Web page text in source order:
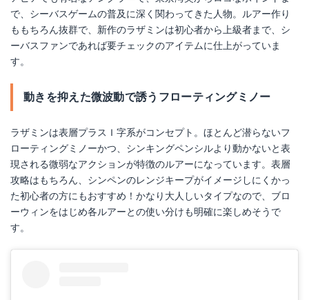
で、シーバスゲームの普及に深く関わってきた人物。ルアー作り
ももちろん抜群で、新作のラザミンは初心者から上級者まで、シ
ーバスファンであれば要チェックのアイテムに仕上がっていま
す。
動きを抑えた微波動で誘うフローティングミノー
ラザミンは表層プラスＩ字系がコンセプト。ほとんど潜らないフ
ローティングミノーかつ、シンキングペンシルより動かないと表
現される微弱なアクションが特徴のルアーになっています。表層
攻略はもちろん、シンペンのレンジキープがイメージしにくかっ
た初心者の方にもおすすめ！かなり大人しいタイプなので、ブロ
ーウィンをはじめ各ルアーとの使い分けも明確に楽しめそうで
す。